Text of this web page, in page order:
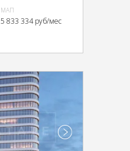
МАП
5 833 334 руб/мес